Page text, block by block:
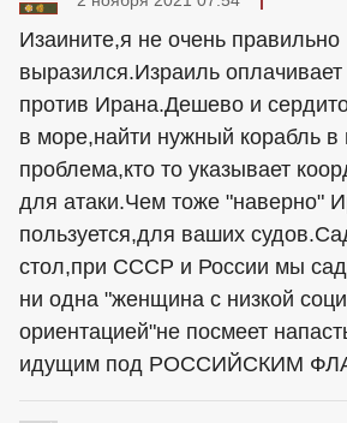
Изаините,я не очень правильно
выразился.Израиль оплачивает
против Ирана.Дешево и
в море,найти нужный корабль в
проблема,кто то указывает
для атаки.Чем тоже "наверно"
пользуется,для ваших
стол,при СССР и России мы
ни одна "женщина с низкой
ориентацией"не посмеет
идущим под РОССИЙСКИМ